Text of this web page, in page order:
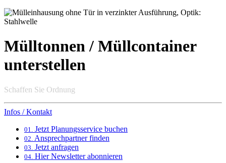
Mülltonnen / Müllcontainer
unterstellen
Schaffen Sie Ordnung
Infos / Kontakt
01. Jetzt Planungsservice buchen
02. Ansprechpartner finden
03. Jetzt anfragen
04. Hier Newsletter abonnieren